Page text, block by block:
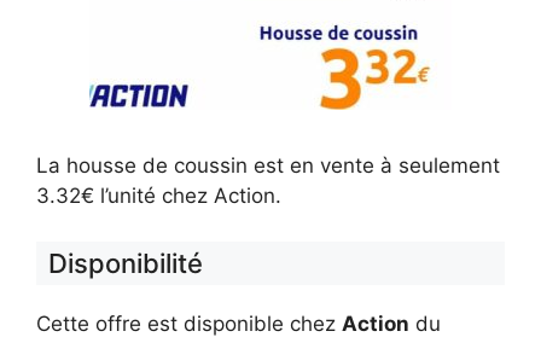
La housse de coussin est en vente à seulement
3.32€ l’unité chez Action.
Disponibilité
Cette offre est disponible chez Action du